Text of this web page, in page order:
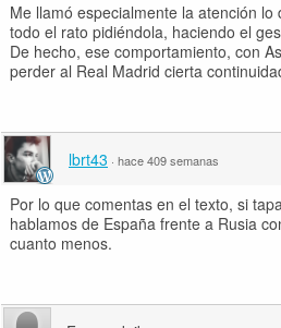
Me llamó especialmente la atención
todo el rato pidiéndola, haciendo el
De hecho, ese comportamiento, con
perder al Real Madrid cierta
lbrt43 · hace 409 semanas
Por lo que comentas en el texto, si
hablamos de España frente a Rusia
cuanto menos.